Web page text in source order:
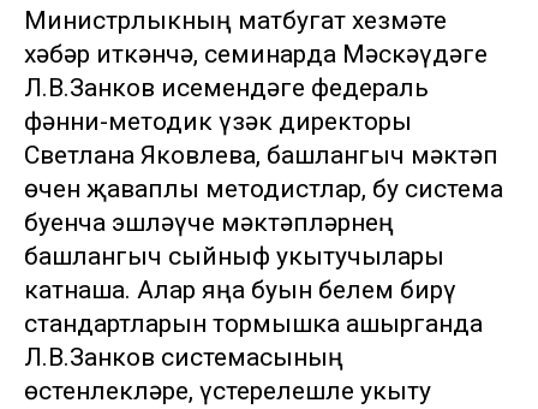
Министрлыкның матбугат хезмәте
хәбәр иткәнчә, семинарда Мәскәүдәге
Л.В.Занков исемендәге федераль
фәнни-методик үзәк директоры
Светлана Яковлева, башлангыч мәктәп
өчен җаваплы методистлар, бу система
буенча эшләүче мәктәпләрнең
башлангыч сыйныф укытучылары
катнаша. Алар яңа буын белем бирү
стандартларын тормышка ашырганда
Л.В.Занков системасының
өстенлекләре, үстерелешле укыту